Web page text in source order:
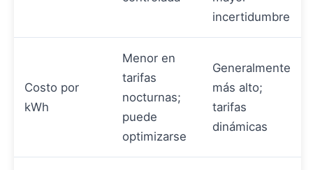
incertidumbre
Costo por
kWh
Menor en
tarifas
nocturnas;
puede
optimizarse
Generalmente
más alto;
tarifas
dinámicas